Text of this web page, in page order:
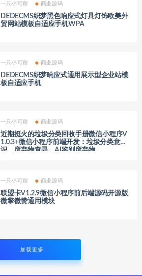
一只小可耐 商业源码
DEDECMS织梦黑色响应式灯具灯饰欧美外
贸网站模板自适应手机WPA
一只小可耐 商业源码
DEDECMS织梦响应式通用展示型企业站模
板自适应手机
一只小可耐 商业源码
近期挺火的垃圾分类回收手册微信小程序V
1.0.3+微信小程序前端开发：垃圾分类意
识、废弃物查寻、AI鉴别废弃物
一只小可耐 商业源码
联盟卡V1.2.9微信小程序前后端源码开源版
微擎微赞通用模块
加载更多